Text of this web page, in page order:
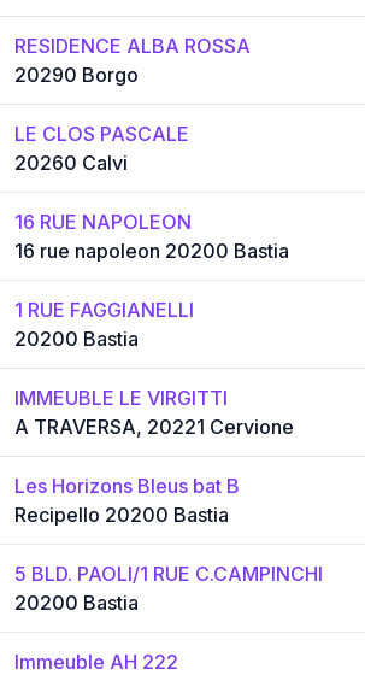
RESIDENCE ALBA ROSSA
20290 Borgo
LE CLOS PASCALE
20260 Calvi
16 RUE NAPOLEON
16 rue napoleon 20200 Bastia
1 RUE FAGGIANELLI
20200 Bastia
IMMEUBLE LE VIRGITTI
A TRAVERSA, 20221 Cervione
Les Horizons Bleus bat B
Recipello 20200 Bastia
5 BLD. PAOLI/1 RUE C.CAMPINCHI
20200 Bastia
Immeuble AH 222